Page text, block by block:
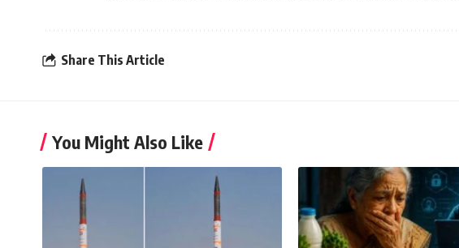
Share This Article
You Might Also Like